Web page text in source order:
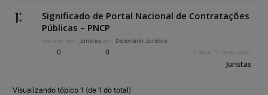
Significado de Portal Nacional de Contratações
Públicas – PNCP
Iniciado por: Juristas em: Dicionário Jurídico
0 0 2 anos, 5 meses atrás
Juristas
Visualizando tópico 1 (de 1 do total)